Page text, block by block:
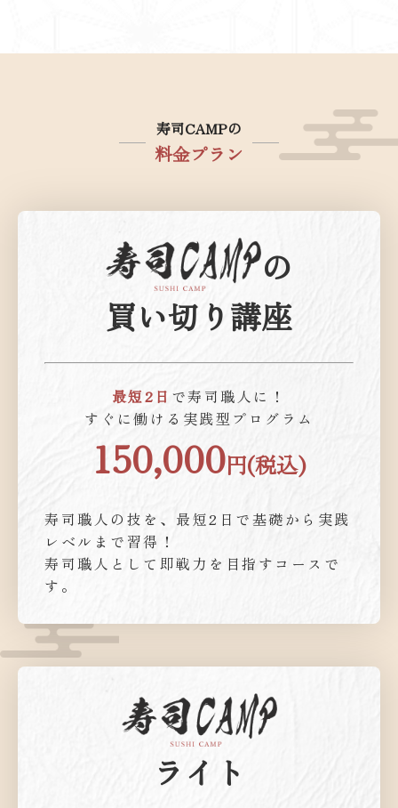
寿司CAMPの
料金プラン
の
買い切り講座
最短2日 で寿司職人に！
すぐに働ける実践型プログラム
150,000円(税込)
寿司職人の技を、最短2日で基礎から実践
レベルまで習得！
寿司職人として即戦力を目指すコースで
す。
ライト